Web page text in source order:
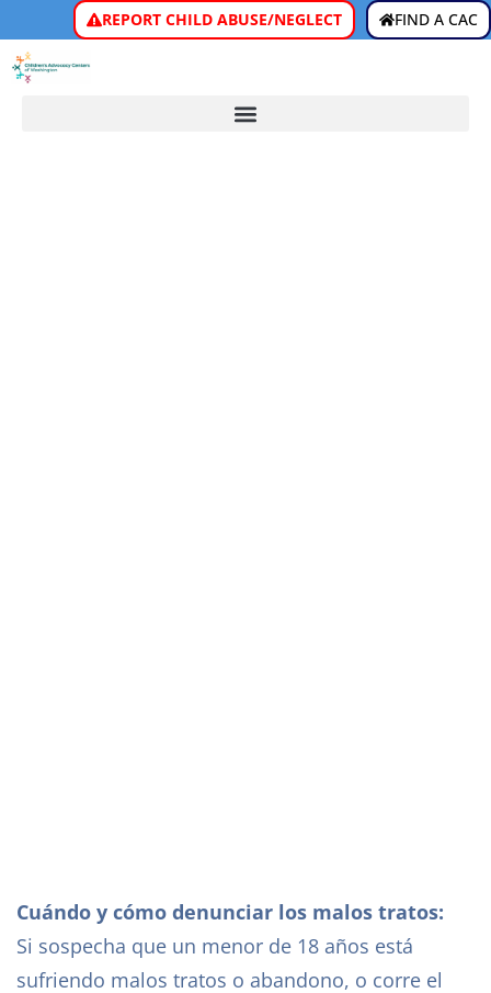
FIND A CAC
REPORT CHILD ABUSE/NEGLECT
Cuándo y cómo denunciar los malos tratos:
Si sospecha que un menor de 18 años está
sufriendo malos tratos o abandono, o corre el